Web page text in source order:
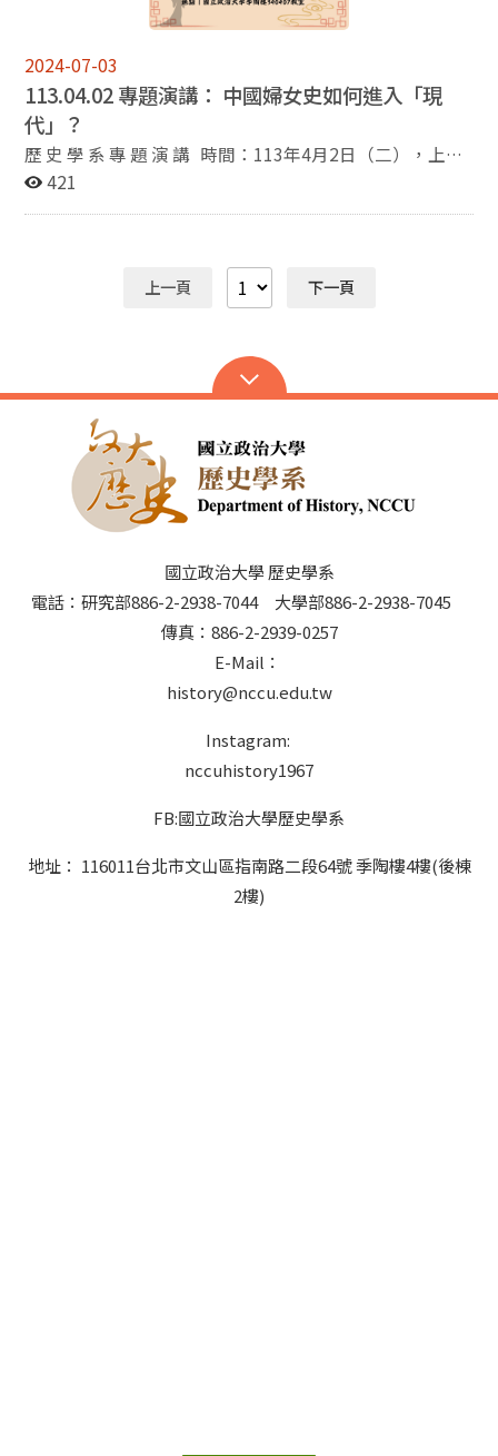
學教授，比利時皇家學院院士，專長領域為歐洲當代史，
特別是第一次世界大戰的歷史。 PROFESSOR GILLES
LECUPPRE: 新魯汶大學教授，專長領域為歐洲古代與中
世紀的歷史、考古學與藝術，特別是13-15世紀的政治文
化史。 PROFESSOR JEAN-PASCAL GAY: 新魯汶大學教
授，專長領域為早期近代天主教神學史、耶穌會史。 歡迎
有興趣的聽眾自行前來課堂中聽講。
2024-07-03
113.04.02 專題演講： 中國婦女史如何進入「現
代」？
歷 史 學 系 專 題 演 講 時間：113年4月2日（二），上午
10:00-12:00 地點：季陶樓340407教室 題目：中國婦女
421
上一頁 下一頁
國立政治大學 歷史學系
電話：研究部886-2-2938-7044 大學部886-2-2938-7045
傳真：886-2-2939-0257
E-Mail：
history@nccu.edu.tw
Instagram:
nccuhistory1967
FB:國立政治大學歷史學系
地址： 116011台北市文山區指南路二段64號 季陶樓4樓(後棟
2樓)